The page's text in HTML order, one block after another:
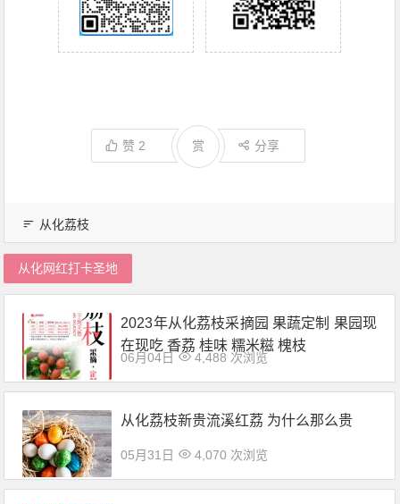
赞 2 分享
赏
从化荔枝
从化网红打卡圣地
2023年从化荔枝采摘园 果蔬定制 果园现
在现吃 香荔 桂味 糯米糍 槐枝
06月04日 4,488 次浏览
从化荔枝新贵流溪红荔 为什么那么贵
05月31日 4,070 次浏览